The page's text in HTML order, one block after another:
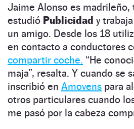
Jaime Alonso es madrileño,
estudió Publicidad y
un amigo. Desde los 18
en contacto a conductores
compartir coche. “He
maja”, resalta. Y cuando se
inscribió en Amovens para
otros particulares cuando
me pasó por la cabeza